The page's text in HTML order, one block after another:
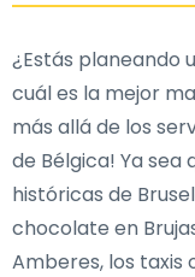
¿Estás planeando
cuál es la mejor
más allá de los
de Bélgica! Ya sea
históricas de
chocolate en
Amberes, los